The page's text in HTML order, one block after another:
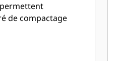
de compactage